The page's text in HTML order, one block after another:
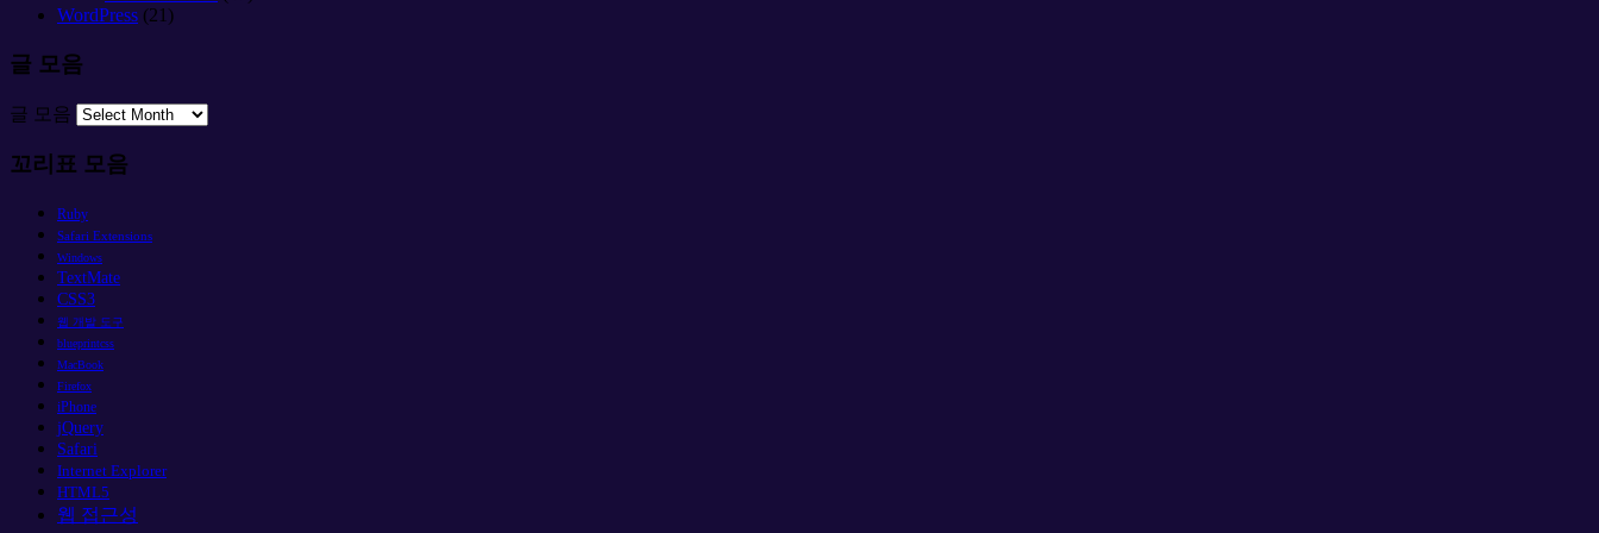
WordPress (21)
글 모음
글 모음
꼬리표 모음
Ruby
Safari Extensions
Windows
TextMate
CSS3
웹 개발 도구
blueprintcss
MacBook
Firefox
iPhone
jQuery
Safari
Internet Explorer
HTML5
웹 접근성